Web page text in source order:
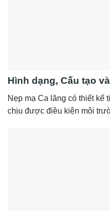
Hình dạng, Cấu tạo
Nẹp mạ Ca lăng có thiết kế
chịu được điều kiện môi